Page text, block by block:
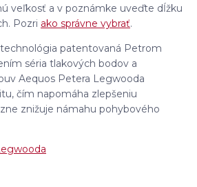
veľkosť a v poznámke uveďte dĺžku
Pozri ako správne vybrať.
technológia patentovaná Petrom
séria tlakových bodov a
Aequos Petera Legwooda
čím napomáha zlepšeniu
znižuje námahu pohybového